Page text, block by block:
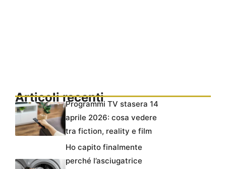
Articoli recentiProgrammi TV stasera 14
aprile 2026: cosa vedere
tra fiction, reality e film
Ho capito finalmente
perché l’asciugatrice